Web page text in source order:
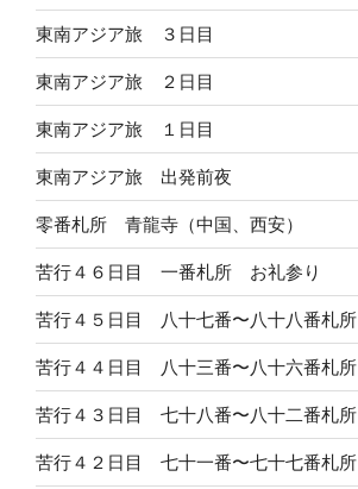
東南アジア旅 ３日目
東南アジア旅 ２日目
東南アジア旅 １日目
東南アジア旅 出発前夜
零番札所 青龍寺（中国、西安）
苦行４６日目 一番札所 お礼参り
苦行４５日目 八十七番〜八十八番札所
苦行４４日目 八十三番〜八十六番札所
苦行４３日目 七十八番〜八十二番札所
苦行４２日目 七十一番〜七十七番札所